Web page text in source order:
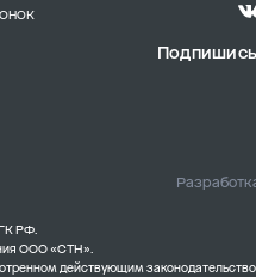
РФ.
ООО «СТН».
действующим